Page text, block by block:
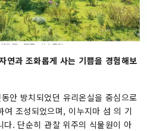
연과 조화롭게 사는 기쁨을 경험해보
안 방치되었던 유리온실을 중심으로
조성되었으며, 이누지마 섬 의 기
. 단순히 관찰 위주의 식물원이 아